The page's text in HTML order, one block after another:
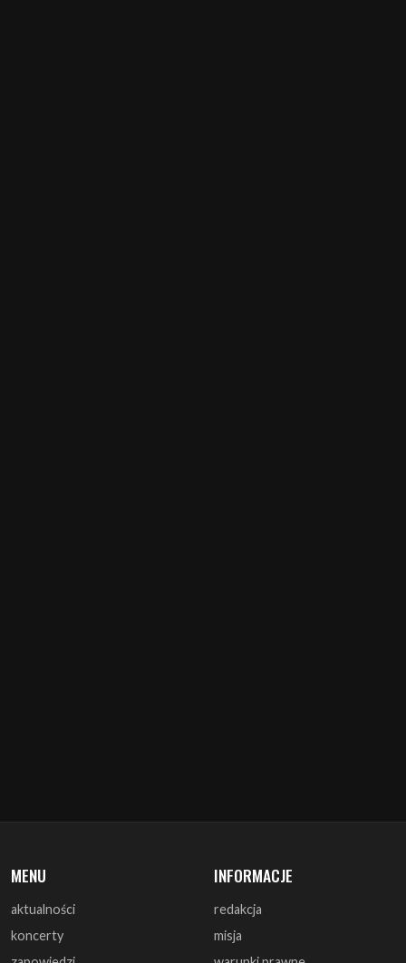
aktualności
zapowiedzi
recenzje
zagrali
monografie
redakcja
warunki prawne
polityka cookies
reklama
współpraca